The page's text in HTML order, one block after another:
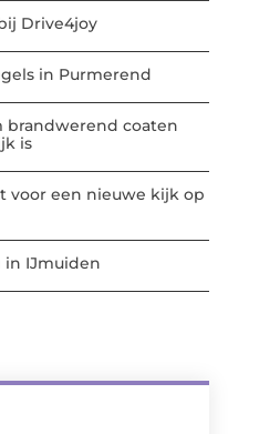
Drive4joy
in Purmerend
brandwerend coaten
is
voor een nieuwe kijk op
IJmuiden